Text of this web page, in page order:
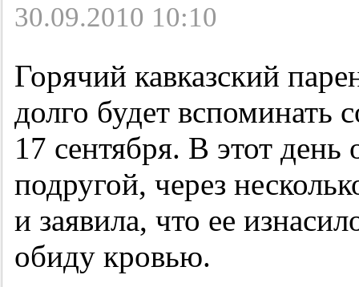
30.09.2010 10:10
Горячий кавказский
долго будет
17 сентября. В этот день
подругой, через
и заявила, что ее
обиду кровью.